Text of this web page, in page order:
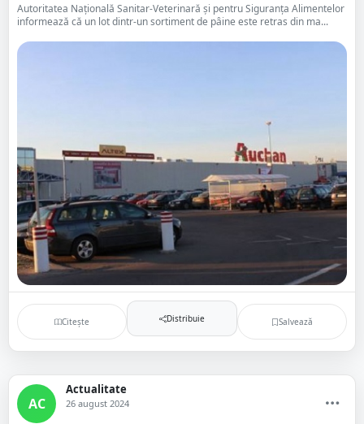
Autoritatea Națională Sanitar-Veterinară și pentru Siguranța Alimentelor
informează că un lot dintr-un sortiment de pâine este retras din ma...
Citește Distribuie Salvează
AC
Actualitate
26 august 2024